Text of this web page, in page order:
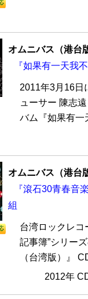
オムニバス（港台
『如果有一天我
2011年3月16日
ューサー 陳志
バム『如果有一
オムニバス（港台
『滾石30青春音
組
台湾ロックレコ
記事簿”シリー
（台湾版）』
2012年